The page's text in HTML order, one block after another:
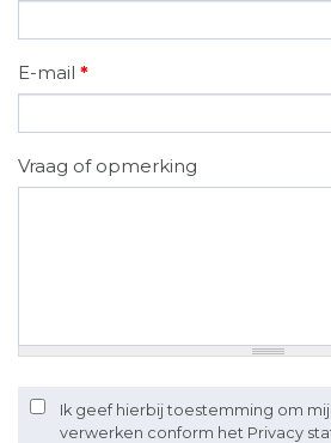
E-mail *
Vraag of opmerking
Ik geef hierbij toestemming om
verwerken conform het Privacy